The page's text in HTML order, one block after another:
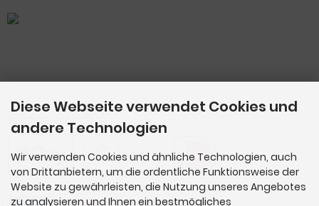
Bezahlmethoden
Diese Webseite verwendet Cookies und
andere Technologien
Wir verwenden Cookies und ähnliche Technologien, auch
von Drittanbietern, um die ordentliche Funktionsweise der
Website zu gewährleisten, die Nutzung unseres Angebotes
zu analysieren und Ihnen ein bestmögliches